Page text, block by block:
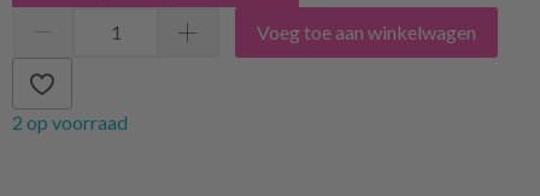
Voeg toe aan winkelwagen
2 op voorraad